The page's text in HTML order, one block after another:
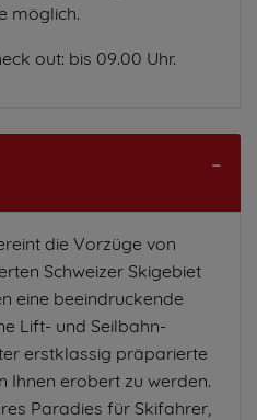
möglich.
out: bis 09.00 Uhr.
die Vorzüge von
Schweizer Skigebiet
eine beeindruckende
Lift- und Seilbahn-
erstklassig präparierte
Ihnen erobert zu werden.
Paradies für Skifahrer,